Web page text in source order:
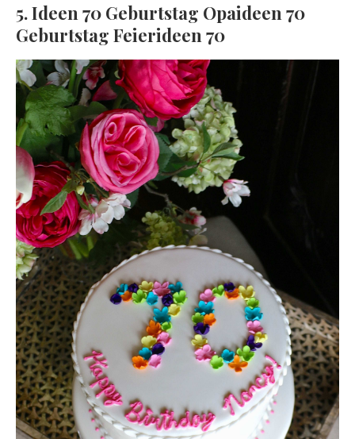
5. Ideen 70 Geburtstag Opaideen 70
Geburtstag Feierideen 70